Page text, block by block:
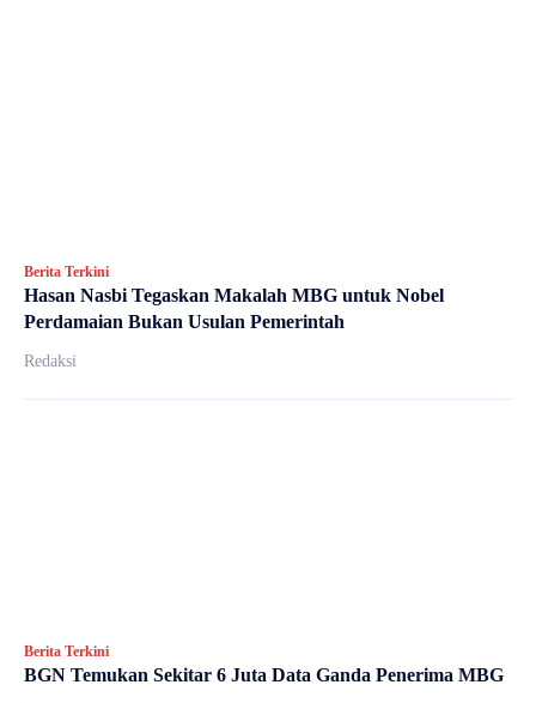
Berita Terkini
Hasan Nasbi Tegaskan Makalah MBG untuk Nobel
Perdamaian Bukan Usulan Pemerintah
Redaksi
Berita Terkini
BGN Temukan Sekitar 6 Juta Data Ganda Penerima MBG